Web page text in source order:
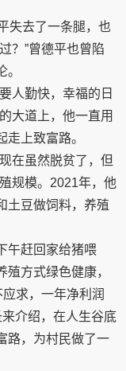
失去了一条腿，也
？”曾德平也曾陷
人勤快，幸福的日
大道上，他一直用
上致富路。
在虽然脱贫了，但
规模。2021年，他
土豆做饲料，养殖
午赶回家给猪喂
方式绿色健康，
求，一年净利润
介绍，在人生谷底
路，为村民做了一